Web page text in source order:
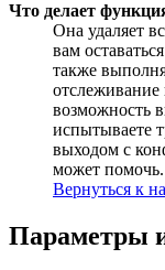
Что делает
Она удаляет
вам
также
возможность
испытываете
выходом с
может помочь.
Вернуться к
Параметры